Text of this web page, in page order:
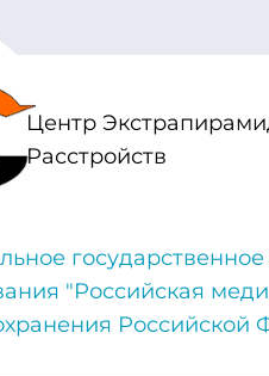
Центр
Расстройств
"Российская
Российской